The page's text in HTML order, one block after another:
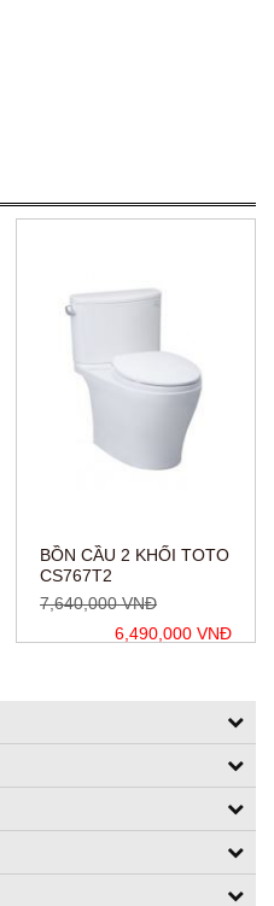
BỒN CẦU 2 KHỐI TOTO
CS767T2
7,640,000 VNĐ
6,490,000 VNĐ